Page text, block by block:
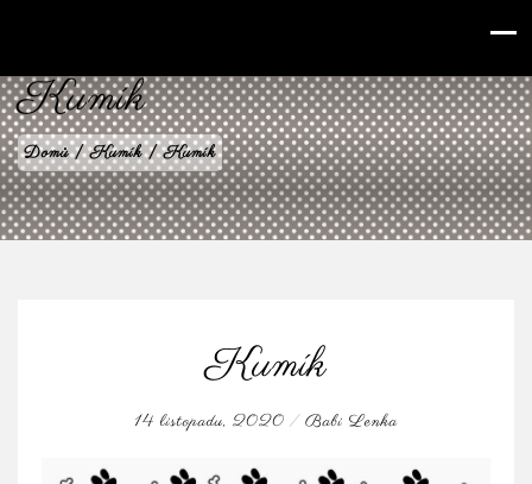
Kumík
Domů|Kumík |Kumík
Kumík
14 listopadu, 2020/ Babi Lenka